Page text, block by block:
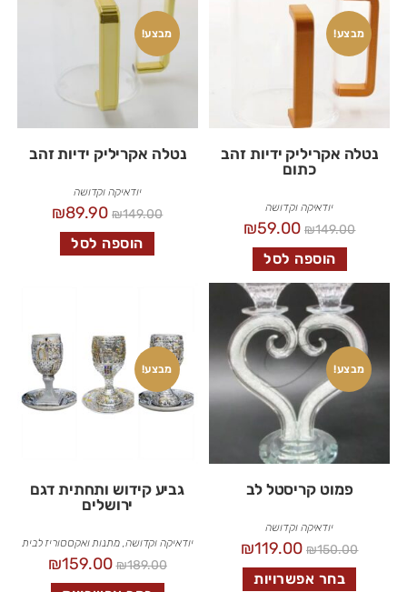
מבצע!
נטלה אקריליק ידיות זהב
כתום
יודאיקה וקדושה
₪149.00
₪59.00
הוספה לסל
מבצע!
נטלה אקריליק ידיות זהב
יודאיקה וקדושה
₪149.00
₪89.90
הוספה לסל
מבצע!
פמוט קריסטל לב
יודאיקה וקדושה
₪150.00
₪119.00
בחר אפשרויות
מבצע!
גביע קידוש ותחתית דגם
ירושלים
יודאיקה וקדושה, מתנות ואקססוריז לבית
₪189.00
₪159.00